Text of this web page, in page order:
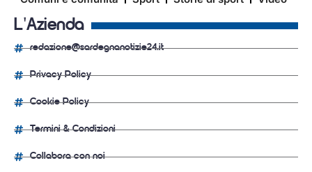
L'Azienda
redazione@sardegnanotizie24.it
Privacy Policy
Cookie Policy
Termini & Condizioni
Collabora con noi